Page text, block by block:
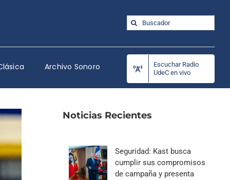
Buscar:
Archivo Sonoro
Escuchar Radio
UdeC en vivo
Noticias Recientes
Seguridad: Kast busca
cumplir sus compromisos
de campaña y presenta